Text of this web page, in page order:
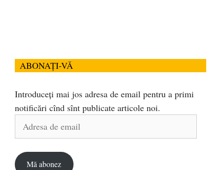
ABONAȚI-VĂ
Introduceți mai jos adresa de email pentru a primi
notificări cînd sînt publicate articole noi.
Mă abonez